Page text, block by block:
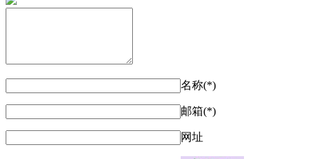
名称(*)
邮箱(*)
网址